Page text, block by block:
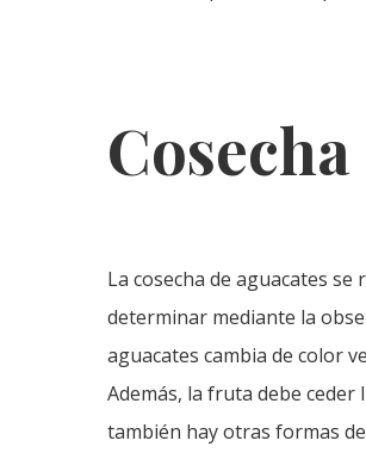
Cosecha
La cosecha de aguacates
determinar mediante la
aguacates cambia de color
Además, la fruta debe
también hay otras formas